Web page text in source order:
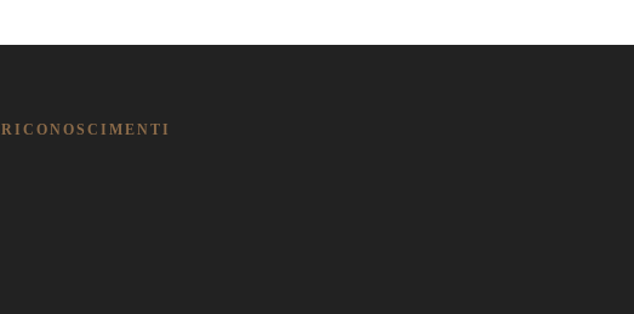
RICONOSCIMENTI